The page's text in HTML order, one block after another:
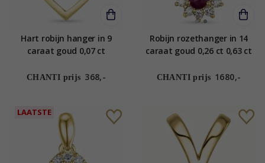
Hart robijn hanger in 9
caraat goud 0,07 ct
CHANTI prijs 368,-
Robijn rozethanger in 14
caraat goud 0,26 ct 0,63 ct
CHANTI prijs 1680,-
LAATSTE